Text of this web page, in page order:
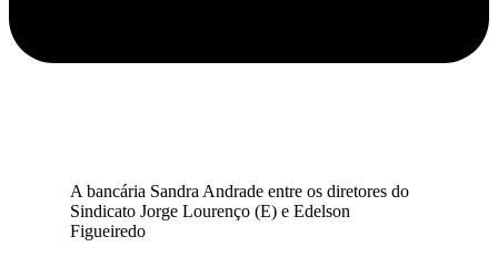
A bancária Sandra Andrade entre os diretores do
Sindicato Jorge Lourenço (E) e Edelson
Figueiredo